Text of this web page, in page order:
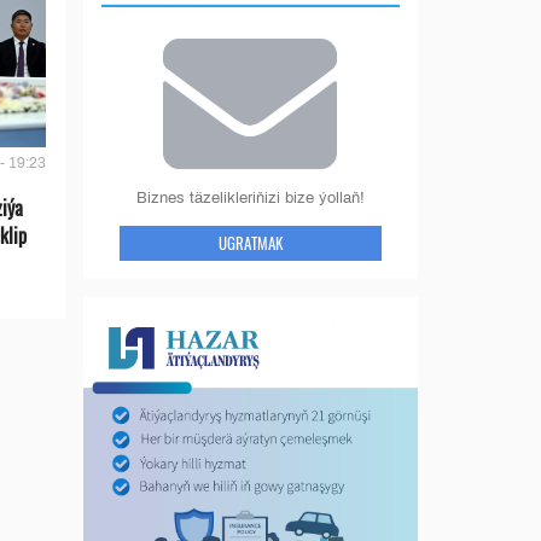
19:23
Biznes täzelikleriňizi bize ýollaň!
UGRATMAK